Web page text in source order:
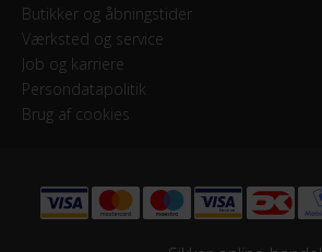
LCD-display med separat styrbetjening
Estimeret rækkevidde (km)
60 km - 80 km
Nej
Butikker og åbningstider
Værksted og service
Job og karriere
Persondatapolitik
Brug af cookies